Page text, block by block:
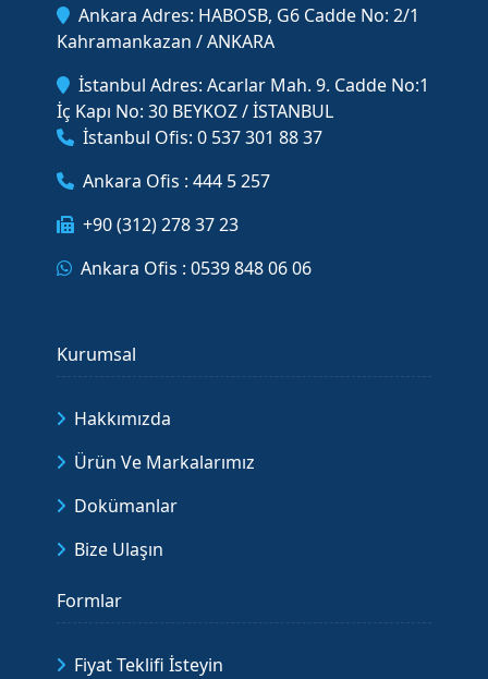
Ankara Adres: HABOSB, G6 Cadde No: 2/1
Kahramankazan / ANKARA
İstanbul Adres: Acarlar Mah. 9. Cadde No:1
İç Kapı No: 30 BEYKOZ / İSTANBUL
İstanbul Ofis: 0 537 301 88 37
Ankara Ofis : 444 5 257
+90 (312) 278 37 23
Ankara Ofis : 0539 848 06 06
Kurumsal
Hakkımızda
Ürün Ve Markalarımız
Dokümanlar
Bize Ulaşın
Formlar
Fiyat Teklifi İsteyin